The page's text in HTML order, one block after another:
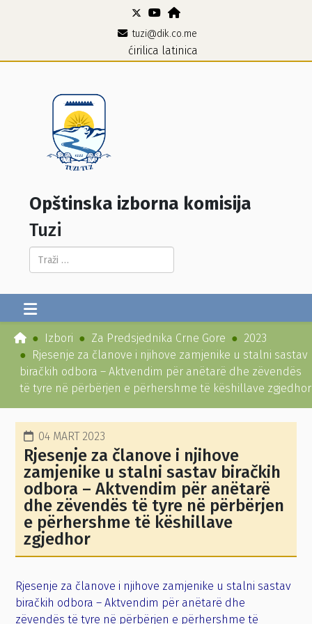
tuzi@dik.co.me
ćirilica latinica
Opštinska izborna komisija
Tuzi
Pretraga...
Izbori Za Predsjednika Crne Gore
2023
Rjesenje za članove i njihove zamjenike u stalni sastav
biračkih odbora – Aktvendim për anëtarë dhe zëvendës
të tyre në përbërjen e përhershme të këshillave zgjedhor
04 MART 2023
Rjesenje za članove i njihove
zamjenike u stalni sastav biračkih
odbora – Aktvendim për anëtarë
dhe zëvendës të tyre në përbërjen
e përhershme të këshillave
zgjedhor
Rjesenje za članove i njihove zamjenike u stalni sastav
biračkih odbora – Aktvendim për anëtarë dhe
zëvendës të tyre në përbërjen e përhershme të